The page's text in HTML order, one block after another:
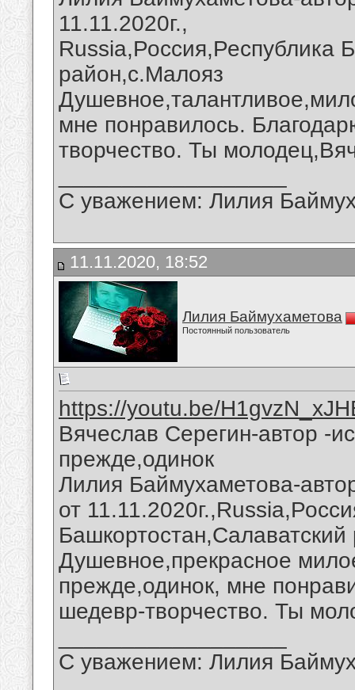
11.11.2020г.,
Russia,Россия,Республика
район,с.Малояз
мне понравилось.
творчество. Ты
С уважением: Лилия
11.11.2020, 18:52
Лилия Баймухаметова
Постоянный пользователь
https://youtu.be/
Вячеслав Серегин-автор -
прежде,одинок
Лилия Баймухаметова-
от
Душевное,прекрасное
прежде,одинок, мне
шедевр-творчество. Ты
С уважением: Лилия